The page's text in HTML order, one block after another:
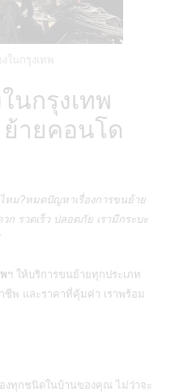
ในกรุงเทพ
นกรุงเทพ
ายคอนโด
หม?หมดปัญหาเรื่องการขนย้าย
ก รวดเร็ว ปลอดภัย เรามีกระบะ
ฯ ให้บริการขนย้ายทุกประเภท
พ และราคาที่คุ้มค่า เราพร้อม
งทุกชนิดในบ้านของคุณ ไม่ว่าจะ